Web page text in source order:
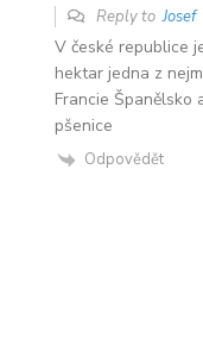
Reply toJosef
V české republice
hektar jedna z
Francie Španělsko
pšenice
Odpovědět